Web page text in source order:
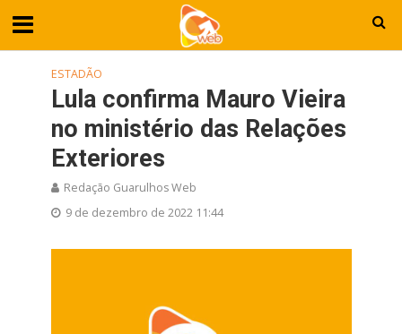
ESTADÃO
Lula confirma Mauro Vieira
no ministério das Relações
Exteriores
Redação Guarulhos Web
9 de dezembro de 2022 11:44